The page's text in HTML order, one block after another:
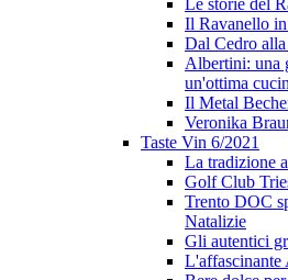
Le storie del
Il Ravanello
Dal Cedro alla
Albertini: una
un'ottima
Il Metal
Veronika
Taste Vin 6/2021
La tradizione
Golf Club
Trento DOC
Natalizie
Gli autentici
L'affascinante